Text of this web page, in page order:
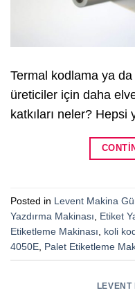
Termal kodlama ya
üreticiler için daha
katkıları neler? Hepsi
Posted in Levent Makina
Yazdırma Makinası
Etiket
Etiketleme Makinası
koli
4050E Palet Etiketleme